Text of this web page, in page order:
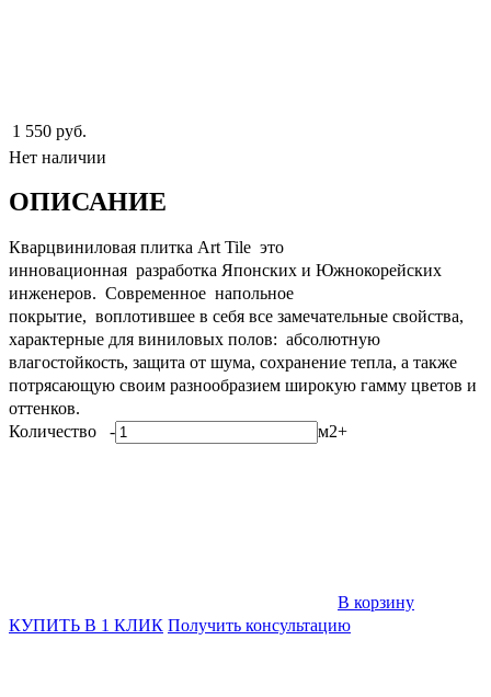
1 550 руб.
Нет наличии
ОПИСАНИЕ
Кварцвиниловая плитка Art Tile это
инновационная разработка Японских и Южнокорейских
инженеров. Современное напольное
покрытие, воплотившее в себя все замечательные свойства,
характерные для виниловых полов: абсолютную
влагостойкость, защита от шума, сохранение тепла, а также
потрясающую своим разнообразием широкую гамму цветов и
оттенков.
Количество - м2+
В корзину
КУПИТЬ В 1 КЛИК Получить консультацию